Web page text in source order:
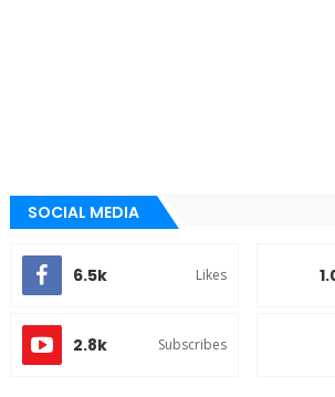
SOCIAL MEDIA
6.5k Likes
2.8k Subscribes